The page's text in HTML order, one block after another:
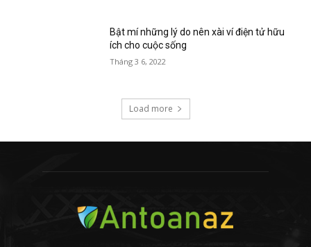
Bật mí những lý do nên xài ví điện tử hữu
ích cho cuộc sống
Tháng 3 6, 2022
Load more